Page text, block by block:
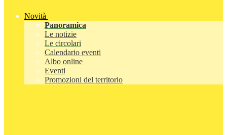
Novità
Panoramica
Le notizie
Le circolari
Calendario eventi
Albo online
Eventi
Promozioni del territorio